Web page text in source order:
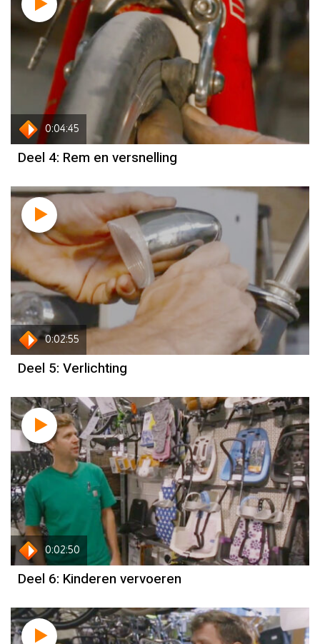
0:04:45
Deel 4: Rem en versnelling
0:02:55
Deel 5: Verlichting
0:02:50
Deel 6: Kinderen vervoeren